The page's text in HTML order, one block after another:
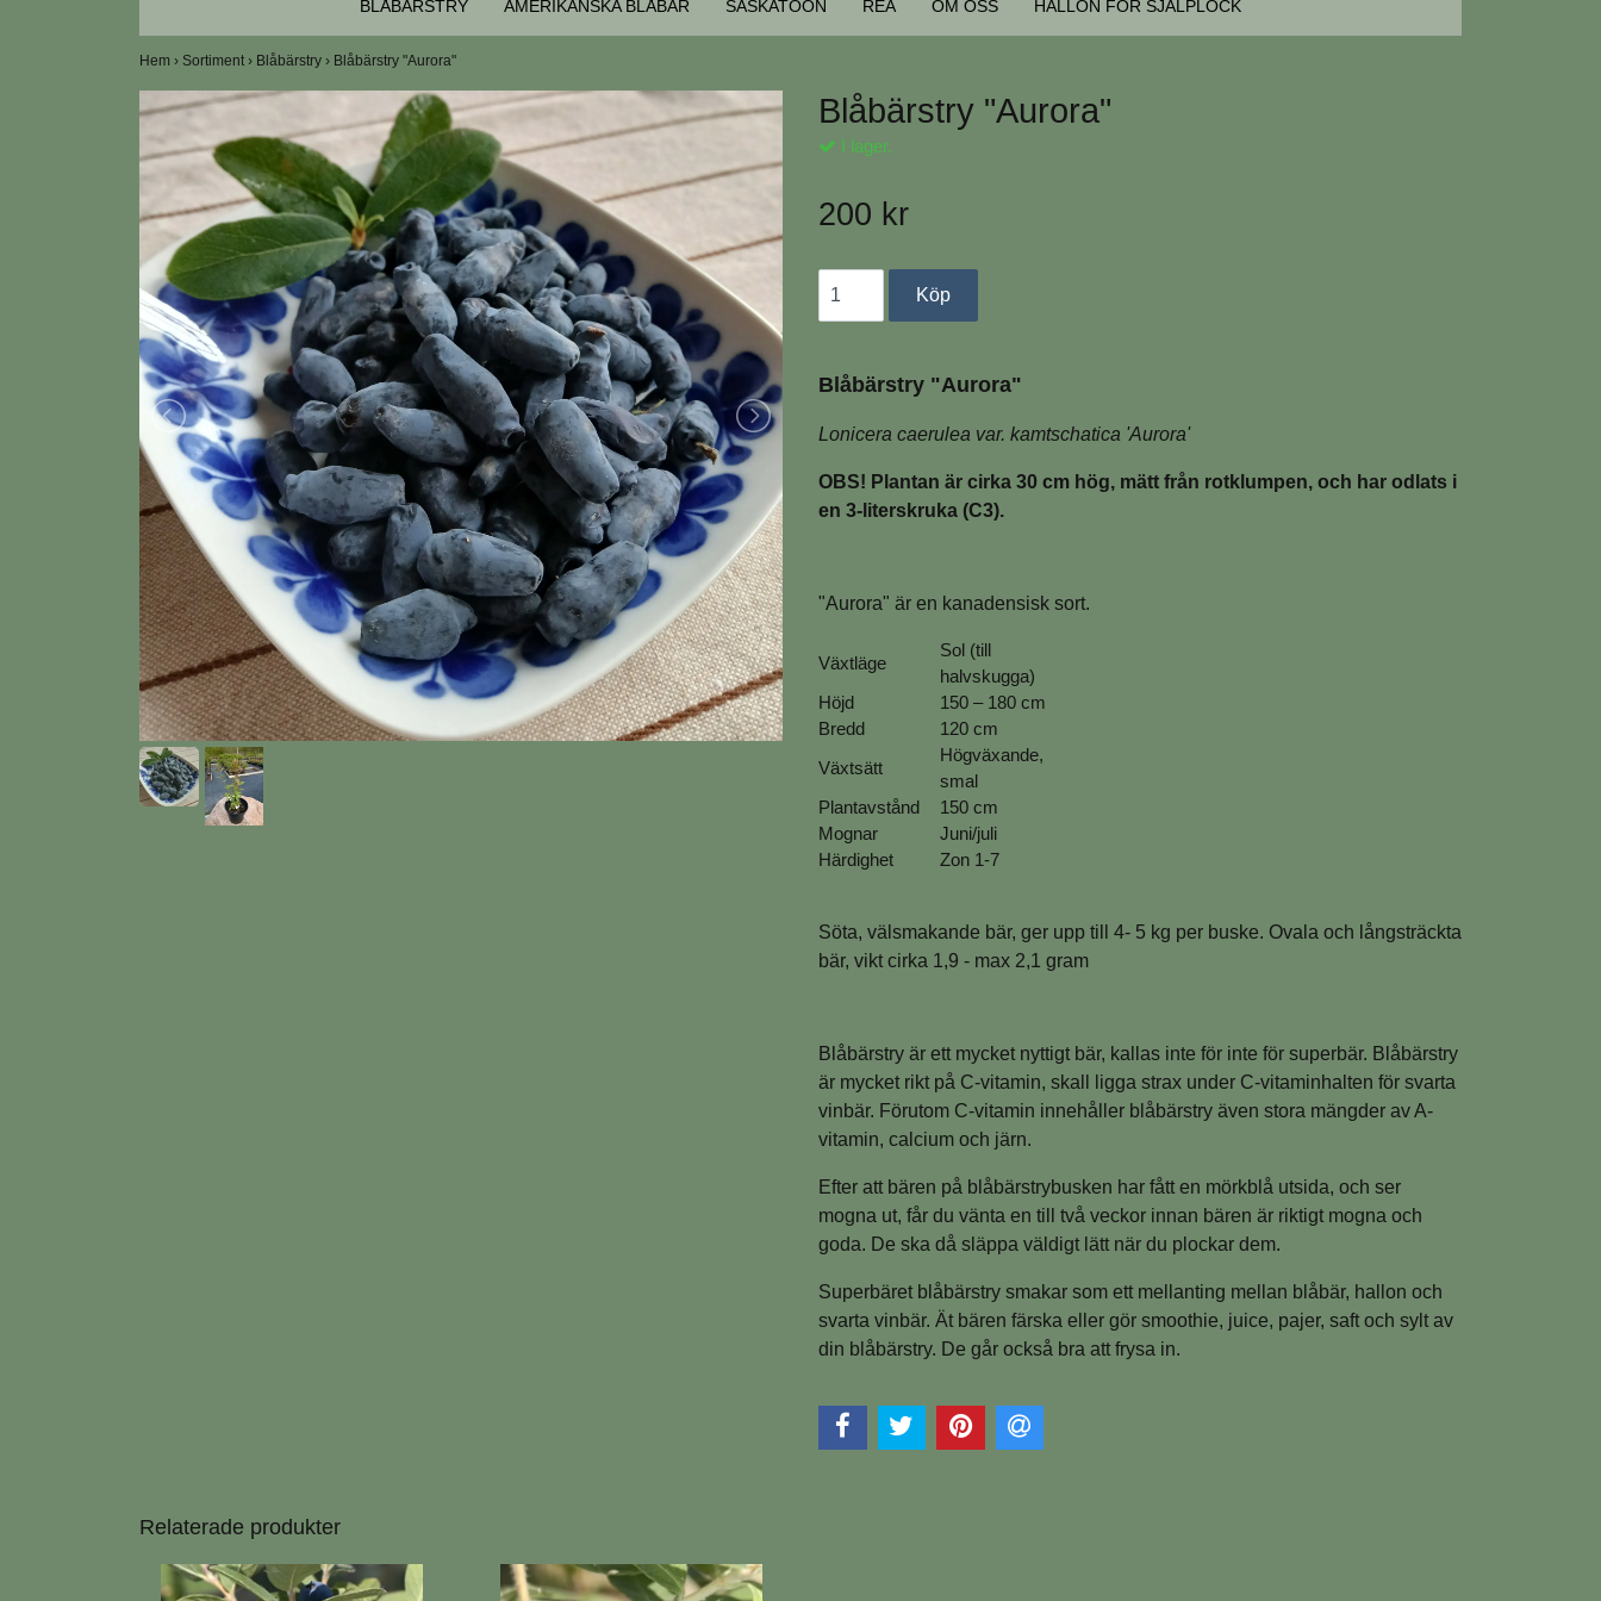
BLÅBÄRSTRY AMERIKANSKA BLÅBÄR SASKATOON REA OM OSS HALLON FÖR SJÄLPLOCK
Hem › Sortiment› Blåbärstry › Blåbärstry "Aurora"
Blåbärstry "Aurora"
I lager.
200 kr
Blåbärstry "Aurora"
Lonicera caerulea var. kamtschatica 'Aurora'
OBS! Plantan är cirka 30 cm hög, mätt från rotklumpen, och har odlats i
en 3-literskruka (C3).
"Aurora" är en kanadensisk sort.
Växtläge
Sol (till
halvskugga)
Höjd
150 – 180 cm
Bredd
120 cm
Växtsätt
Högväxande,
smal
Plantavstånd
150 cm
Mognar
Juni/juli
Härdighet
Zon 1-7
Söta, välsmakande bär, ger upp till 4- 5 kg per buske. Ovala och långsträckta
bär, vikt cirka 1,9 - max 2,1 gram
Blåbärstry är ett mycket nyttigt bär, kallas inte för inte för superbär. Blåbärstry
är mycket rikt på C-vitamin, skall ligga strax under C-vitaminhalten för svarta
vinbär. Förutom C-vitamin innehåller blåbärstry även stora mängder av A-
vitamin, calcium och järn.
Efter att bären på blåbärstrybusken har fått en mörkblå utsida, och ser
mogna ut, får du vänta en till två veckor innan bären är riktigt mogna och
goda. De ska då släppa väldigt lätt när du plockar dem.
Superbäret blåbärstry smakar som ett mellanting mellan blåbär, hallon och
svarta vinbär. Ät bären färska eller gör smoothie, juice, pajer, saft och sylt av
din blåbärstry. De går också bra att frysa in.
Relaterade produkter